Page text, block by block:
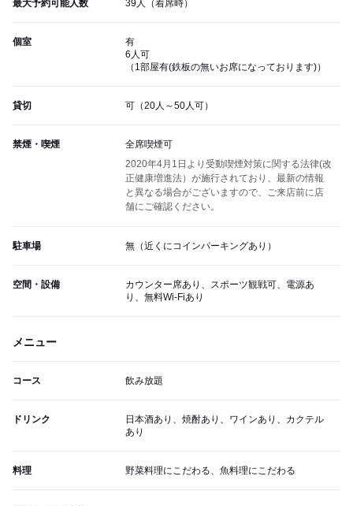
最大予約可能人数 39人（着席時）
個室
有
6人可
（1部屋有(鉄板の無いお席になっております)）
貸切 可（20人～50人可）
禁煙・喫煙
全席喫煙可
2020年4月1日より受動喫煙対策に関する法律(改
正健康増進法）が施行されており、最新の情報
と異なる場合がございますので、ご来店前に店
舗にご確認ください。
駐車場 無（近くにコインパーキングあり）
空間・設備
カウンター席あり、スポーツ観戦可、電源あ
り、無料Wi-Fiあり
メニュー
コース 飲み放題
ドリンク
日本酒あり、焼酎あり、ワインあり、カクテル
あり
料理 野菜料理にこだわる、魚料理にこだわる